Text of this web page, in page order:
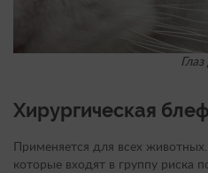
Хирургическая
Применяется для всех
которые входят в группу риска